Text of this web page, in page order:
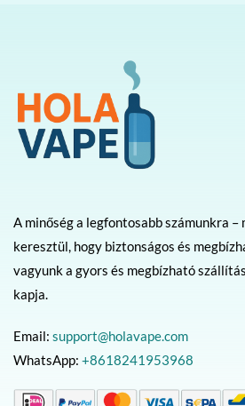
A minőség a legfontosabb számunkra
keresztül, hogy biztonságos és
vagyunk a gyors és megbízható
kapja.
Email: support@holavape.com
WhatsApp: +8618241953968